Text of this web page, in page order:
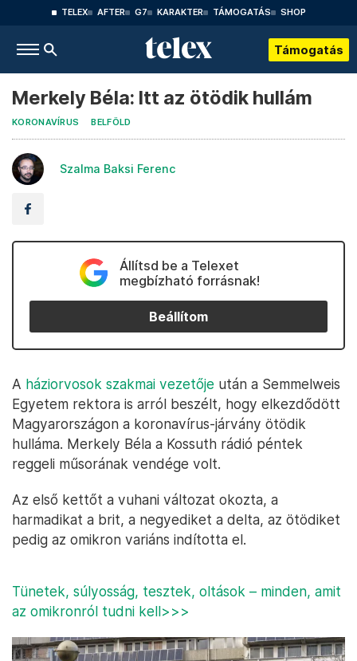
TELEX AFTER G7 KARAKTER TÁMOGATÁS SHOP
Támogatás
Merkely Béla: Itt az ötödik hullám
KORONAVÍRUS BELFÖLD
Szalma Baksi Ferenc
Állítsd be a Telexet
megbízható forrásnak!
Beállítom
A háziorvosok szakmai vezetője után a Semmelweis
Egyetem rektora is arról beszélt, hogy elkezdődött
Magyarországon a koronavírus-járvány ötödik
hulláma. Merkely Béla a Kossuth rádió péntek
reggeli műsorának vendége volt.
Az első kettőt a vuhani változat okozta, a
harmadikat a brit, a negyediket a delta, az ötödiket
pedig az omikron variáns indította el.
Tünetek, súlyosság, tesztek, oltások – minden, amit
az omikronról tudni kell>>>